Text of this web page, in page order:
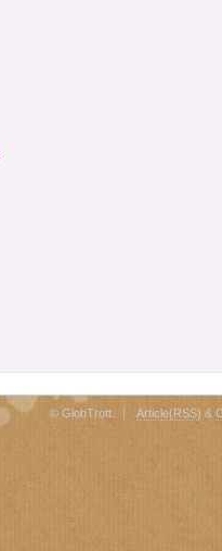
© GlobTrott. Article(RSS) &